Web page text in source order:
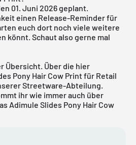
01. Juni 2026 geplant.
einen Release-Reminder für
euch dort noch viele weitere
könnt. Schaut also gerne mal
Übersicht. Über die hier
Pony Hair Cow Print für Retail
Streetware-Abteilung
ihr wie immer auch über
Adimule Slides Pony Hair Cow